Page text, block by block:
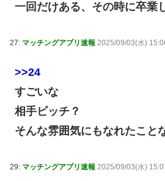
一回だけある、その時に卒業
27: マッチングアプリ速報 2025/09/03(水)
>>24
すごいな
相手ビッチ？
そんな雰囲気にもなれたこと
29: マッチングアプリ速報 2025/09/03(水)